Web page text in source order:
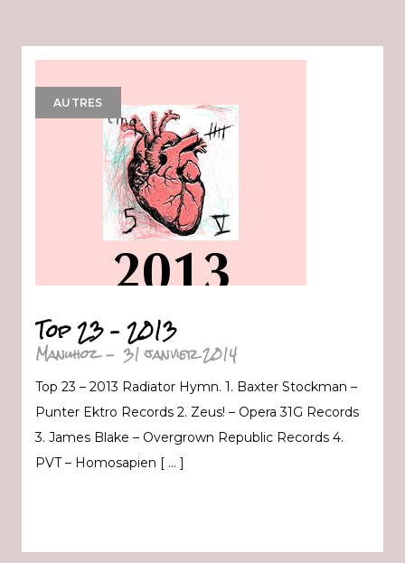
AUTRES
Top 23 – 2013
Manuhoz- 31 janvier 2014
Top 23 – 2013 Radiator Hymn. 1. Baxter Stockman –
Punter Ektro Records 2. Zeus! – Opera 31G Records
3. James Blake – Overgrown Republic Records 4.
PVT – Homosapien [ … ]